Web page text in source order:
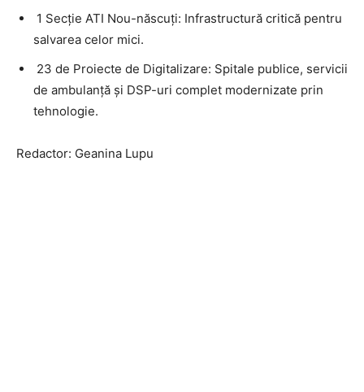
​ 1 Secție ATI Nou-născuți: Infrastructură critică pentru
salvarea celor mici.
​ 23 de Proiecte de Digitalizare: Spitale publice, servicii
de ambulanță și DSP-uri complet modernizate prin
tehnologie.
Redactor: Geanina Lupu